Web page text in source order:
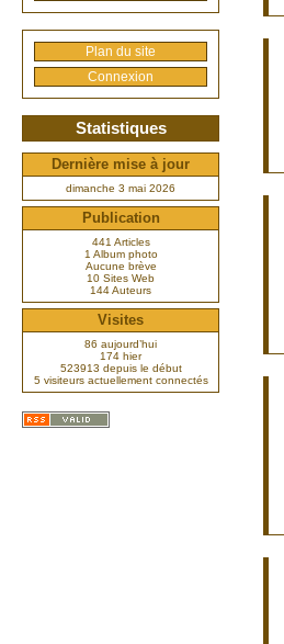
Plan du site
Connexion
Statistiques
Dernière mise à jour
dimanche 3 mai 2026
Publication
441 Articles
1 Album photo
Aucune brève
10 Sites Web
144 Auteurs
Visites
86 aujourd’hui
174 hier
523913 depuis le début
5 visiteurs actuellement connectés